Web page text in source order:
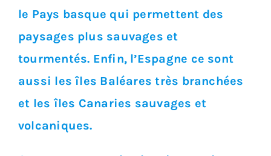
le Pays basque qui permettent des
paysages plus sauvages et
tourmentés. Enfin, l’Espagne ce sont
aussi les îles Baléares très branchées
et les îles Canaries sauvages et
volcaniques.